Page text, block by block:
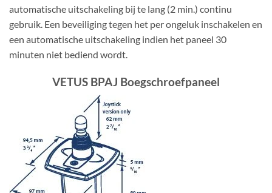
automatische uitschakeling bij te lang (2 min.) continu
gebruik. Een beveiliging tegen het per ongeluk inschakelen en
een automatische uitschakeling indien het paneel 30
minuten niet bediend wordt.
VETUS BPAJ Boegschroefpaneel